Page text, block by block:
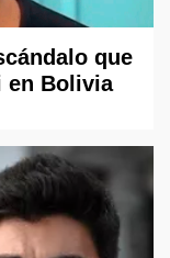
que
en Bolivia